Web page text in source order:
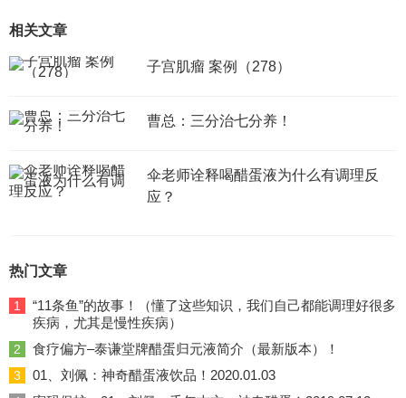
相关文章
子宫肌瘤 案例（278）
曹总：三分治七分养！
伞老师诠释喝醋蛋液为什么有调理反
应？
热门文章
1
“11条鱼”的故事！（懂了这些知识，我们自己都能调理好很多
疾病，尤其是慢性疾病）
2 食疗偏方–泰谦堂牌醋蛋归元液简介（最新版本）！
3 01、刘佩：神奇醋蛋液饮品！2020.01.03